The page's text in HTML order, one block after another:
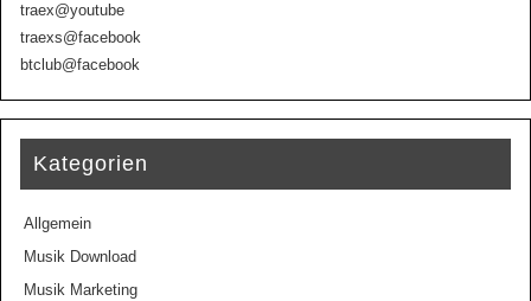
traex@youtube
traexs@facebook
btclub@facebook
Kategorien
Allgemein
Musik Download
Musik Marketing